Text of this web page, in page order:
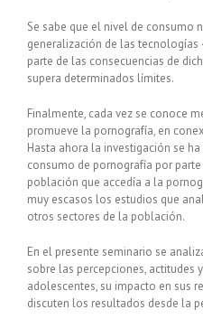
Se sabe que el nivel de consumo
generalización de las tecnologías
parte de las consecuencias de
supera determinados límites.
Finalmente, cada vez se conoce
promueve la pornografía, en
Hasta ahora la investigación se
consumo de pornografía por
población que accedía a la
muy escasos los estudios que
otros sectores de la población.
En el presente seminario se
sobre las percepciones, actitudes
adolescentes, su impacto en sus
discuten los resultados desde la